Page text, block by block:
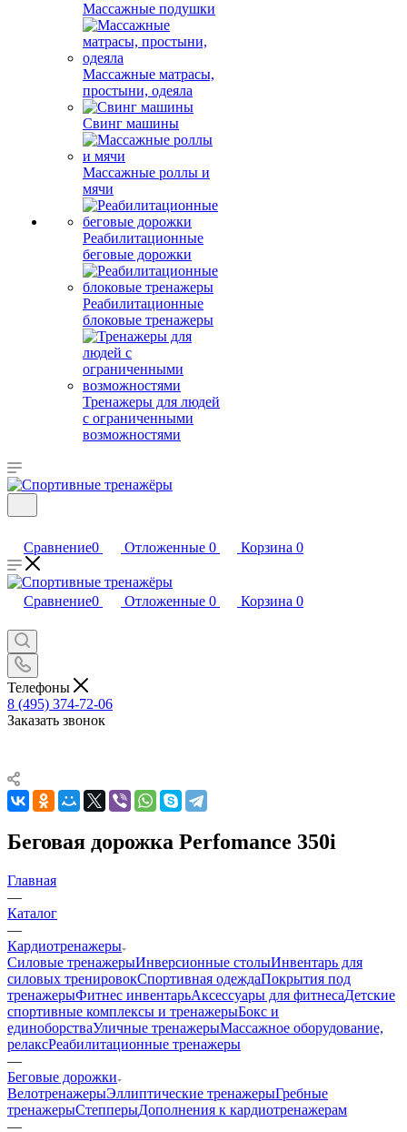
Массажные подушки
Массажные матрасы,
простыни, одеяла
Свинг машины
Массажные роллы и
мячи
Реабилитационные
беговые дорожки
Реабилитационные
блоковые тренажеры
Тренажеры для людей
с ограниченными
возможностями
Сравнение0 Отложенные 0 Корзина 0
Сравнение0 Отложенные 0 Корзина 0
Телефоны
8 (495) 374-72-06
Заказать звонок
Беговая дорожка Perfomance 350i
Главная
—
Каталог
—
Кардиотренажеры
Силовые тренажерыИнверсионные столыИнвентарь для
силовых тренировокСпортивная одеждаПокрытия под
тренажерыФитнес инвентарьАксессуары для фитнесаДетские
спортивные комплексы и тренажерыБокс и
единоборстваУличные тренажерыМассажное оборудование,
релаксРеабилитационные тренажеры
—
Беговые дорожки
ВелотренажерыЭллиптические тренажерыГребные
тренажерыСтепперыДополнения к кардиотренажерам
—